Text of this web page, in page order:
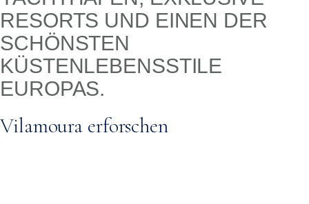
ESORTS UND EINEN DER S
CHÖNSTEN K
ÜSTENLEBENSSTILE E
UROPAS.
Vilamoura erforschen